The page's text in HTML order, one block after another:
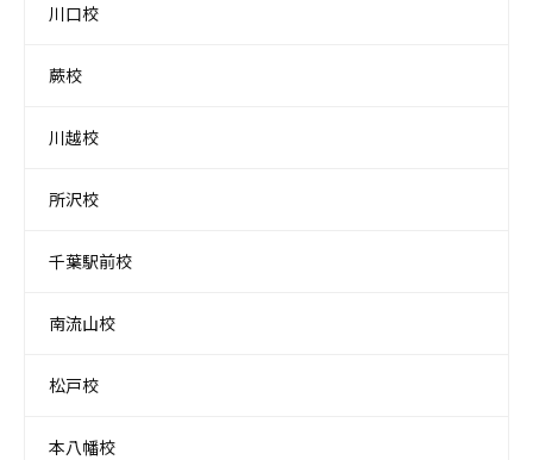
川口校
蕨校
川越校
所沢校
千葉駅前校
南流山校
松戸校
本八幡校